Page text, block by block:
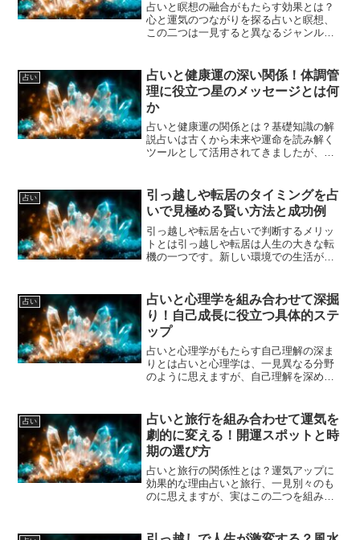
占いと瞑想の融合がもたらす効果とは？
心と運気のつながりを探る占いと瞑想、
この二つは一見すると異なるジャンルの
として、多くの人に親しまれてきまし
た。一方、瞑想は心を静め内...
占い
占いと健康運の深い関係！体調管
理に役立つ星のメッセージとは何
か
占いと健康運の関係とは？基礎知識の解
説占いは古くから未来や運命を読み解く
ツールとして活用されてきましたが、実
調や心身のバランスに影響を与える運気
の流れを指します。占いは...
占い
引っ越しや転居のタイミングを占
いで見極める賢い方法と成功例
引っ越しや転居を占いで判断するメリッ
トとは引っ越しや転居は人生の大きな転
機の一つです。新しい環境での生活がう
んなとき、占いを活用することで引っ越
しのタイミングや場所選び...
占い
占いと心理学を組み合わせて深掘
り！自己成長に役立つ具体的ステ
ップ
占いと心理学がもたらす自己理解の深ま
りとは占いと心理学は、一見異なる分野
のように思えますが、自己理解を深める
ことが多いですが、その背景には人間の
性格や心理状態の分析が隠...
占い
占いと旅行を組み合わせて運気を
劇的に変える！開運スポットと時
期の選び方
占いと旅行の関係性とは？運気アップに
効果的な理由占いと旅行、一見別々のも
のに思えますが、実はこの二つを組み合
運気の流れを読み解くものであり、旅行